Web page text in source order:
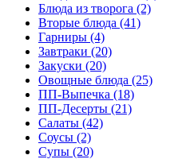
Блюда из творога (2)
Вторые блюда (41)
Гарниры (4)
Завтраки (20)
Закуски (20)
Овощные блюда (25)
ПП-Выпечка (18)
ПП-Десерты (21)
Салаты (42)
Соусы (2)
Супы (20)